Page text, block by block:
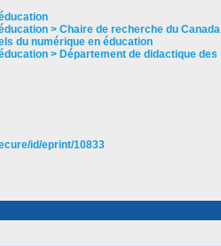
> Chaire de recherche du Canada
du numérique en éducation
> Département de didactique des
id/eprint/10833